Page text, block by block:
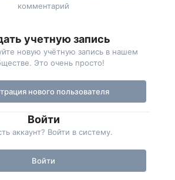
комментарий
учетную запись
новую учётную запись в нашем
Это очень просто!
нового пользователя
Войти
аккаунт? Войти в систему.
Войти